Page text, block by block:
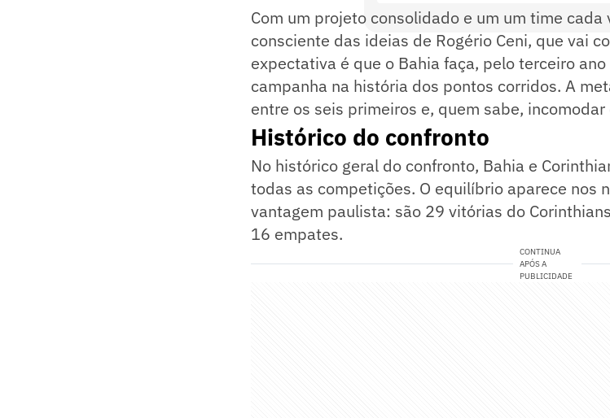
Var
Com um projeto consolidado e um um time cada
consciente das ideias de Rogério Ceni, que vai
expectativa é que o Bahia faça, pelo terceiro
campanha na história dos pontos corridos. A
entre os seis primeiros e, quem sabe,
Histórico do confronto
No histórico geral do confronto, Bahia e
todas as competições. O equilíbrio aparece nos
vantagem paulista: são 29 vitórias do
16 empates.
CONTINUA
APÓS A
PUBLICIDADE